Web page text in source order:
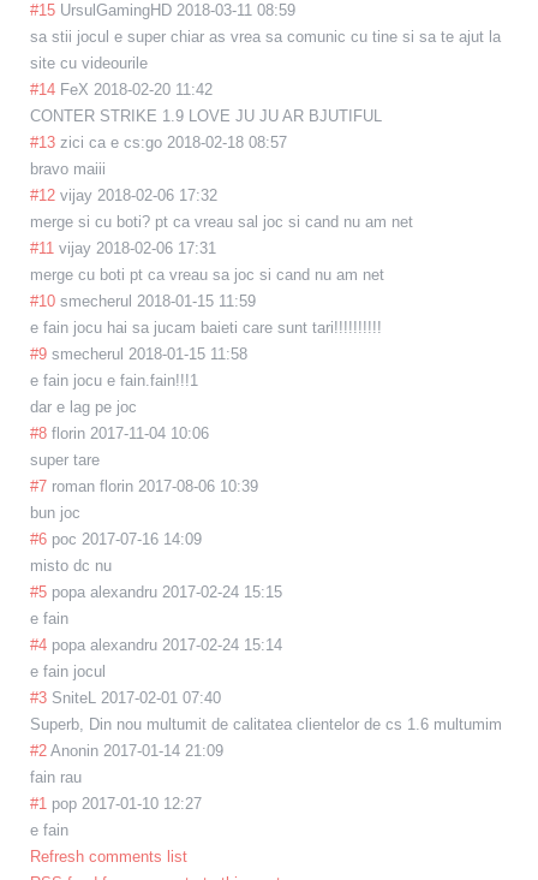
#15 UrsulGamingHD 2018-03-11 08:59
sa stii jocul e super chiar as vrea sa comunic cu tine si sa te ajut la
site cu videourile
#14 FeX 2018-02-20 11:42
CONTER STRIKE 1.9 LOVE JU JU AR BJUTIFUL
#13 zici ca e cs:go 2018-02-18 08:57
bravo maiii
#12 vijay 2018-02-06 17:32
merge si cu boti? pt ca vreau sal joc si cand nu am net
#11 vijay 2018-02-06 17:31
merge cu boti pt ca vreau sa joc si cand nu am net
#10 smecherul 2018-01-15 11:59
e fain jocu hai sa jucam baieti care sunt tari!!!!!!!!!!
#9 smecherul 2018-01-15 11:58
e fain jocu e fain.fain!!!1
dar e lag pe joc
#8 florin 2017-11-04 10:06
super tare
#7 roman florin 2017-08-06 10:39
bun joc
#6 poc 2017-07-16 14:09
misto dc nu
#5 popa alexandru 2017-02-24 15:15
e fain
#4 popa alexandru 2017-02-24 15:14
e fain jocul
#3 SniteL 2017-02-01 07:40
Superb, Din nou multumit de calitatea clientelor de cs 1.6 multumim
#2 Anonin 2017-01-14 21:09
fain rau
#1 pop 2017-01-10 12:27
e fain
Refresh comments list